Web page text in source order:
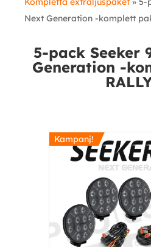
Next Generation -komplett
5-pack Seeker
Generation -
Kampanj!